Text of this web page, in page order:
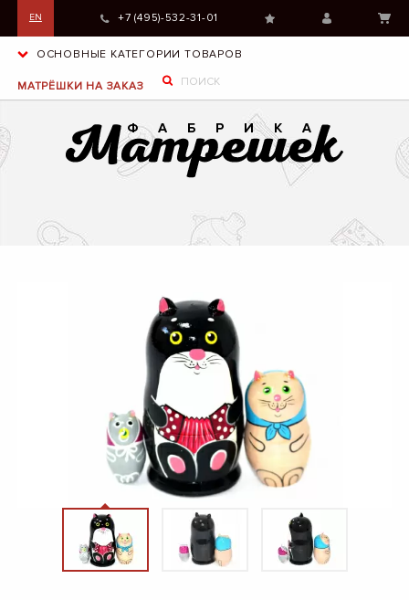
EN +7 (495)-532-31-01
ОСНОВНЫЕ КАТЕГОРИИ ТОВАРОВ
МАТРЁШКИ НА ЗАКАЗ